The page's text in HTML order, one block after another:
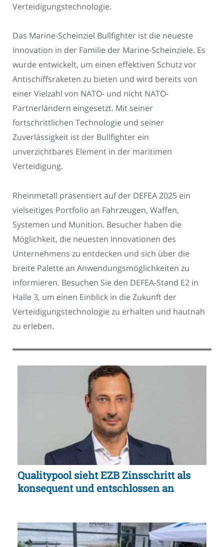
Verteidigungstechnologie.
Das Marine-Scheinziel Bullfighter ist die neueste
Innovation in der Familie der Marine-Scheinziele. Es
wurde entwickelt, um einen effektiven Schutz vor
Antischiffsraketen zu bieten und wird bereits von
einer Vielzahl von NATO- und nicht NATO-
Partnerländern eingesetzt. Mit seiner
fortschrittlichen Technologie und seiner
Zuverlässigkeit ist der Bullfighter ein
unverzichtbares Element in der maritimen
Verteidigung.
Rheinmetall präsentiert auf der DEFEA 2025 ein
vielseitiges Portfolio an Fahrzeugen, Waffen,
Systemen und Munition. Besucher haben die
Möglichkeit, die neuesten Innovationen des
Unternehmens zu entdecken und sich über die
breite Palette an Anwendungsmöglichkeiten zu
informieren. Besuchen Sie den DEFEA-Stand E2 in
Halle 3, um einen Einblick in die Zukunft der
Verteidigungstechnologie zu erhalten und hautnah
zu erleben.
Qualitypool sieht EZB Zinsschritt als
konsequent und entschlossen an